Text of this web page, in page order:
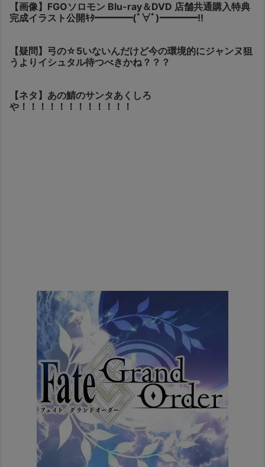
【画像】FGOソロモン Blu-ray＆DVD 店舗共通購入特典
完成イラスト公開ｷﾀ━━━━(ﾟ∀ﾟ)━━━━!!
【疑問】弓の☆5いないんだけど今の環境的にジャンヌ狙
うよりイシュタル待つべきかね？？？
【ネタ】あの鯖のサンタあくしろ
や！！！！！！！！！！！！